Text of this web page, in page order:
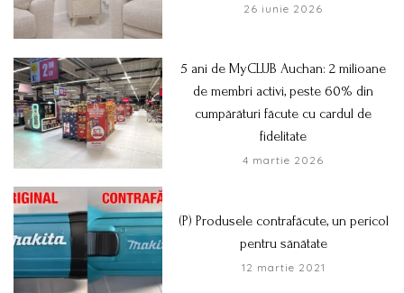
26 iunie 2026
5 ani de MyCLUB Auchan: 2 milioane
de membri activi, peste 60% din
cumpărături făcute cu cardul de
fidelitate
4 martie 2026
(P) Produsele contrafăcute, un pericol
pentru sănătate
12 martie 2021